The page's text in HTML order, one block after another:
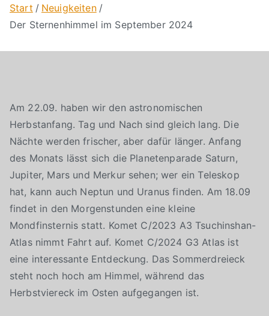
Start
Neuigkeiten
Der Sternenhimmel im September 2024
Am 22.09. haben wir den astronomischen
Herbstanfang. Tag und Nach sind gleich lang. Die
Nächte werden frischer, aber dafür länger. Anfang
des Monats lässt sich die Planetenparade Saturn,
Jupiter, Mars und Merkur sehen; wer ein Teleskop
hat, kann auch Neptun und Uranus finden. Am 18.09
findet in den Morgenstunden eine kleine
Mondfinsternis statt. Komet C/2023 A3 Tsuchinshan-
Atlas nimmt Fahrt auf. Komet C/2024 G3 Atlas ist
eine interessante Entdeckung. Das Sommerdreieck
steht noch hoch am Himmel, während das
Herbstviereck im Osten aufgegangen ist.